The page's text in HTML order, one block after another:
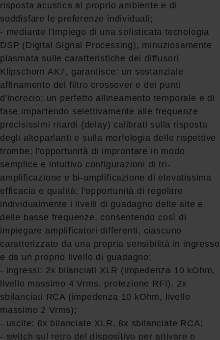
risposta acustica al proprio ambiente e di
soddisfare le preferenze individuali;
- mediante l'impiego di una sofisticata tecnologia
DSP (Digital Signal Processing), minuziosamente
plasmata sulle caratteristiche dei diffusori
Klipschorn AK7, garantisce: un sostanziale
affinamento del filtro crossover e dei punti
d'incrocio; un perfetto allineamento temporale e di
fase impartendo selettivamente alle frequenze
precisissimi ritardi (delay) calibrati sulla risposta
degli altoparlanti e sulla morfologia delle rispettive
trombe; l'opportunità di improntare in modo
semplice e intuitivo configurazioni di tri-
amplificazione e bi-amplificazione di elevatissima
efficacia e qualità; l'opportunità di regolare
individualmente i livelli di guadagno delle alte e
delle basse frequenze, consentendo così di
impiegare amplificatori differenti, ciascuno
caratterizzato da una propria sensibilità in ingresso
e da un proprio livello di guadagno;
- ingressi: 2x bilanciati XLR (impedenza 10 kOhm,
livello massimo 4 Vrms, protezione RFI), 2x
sbilanciati RCA (impedenza 10 kOhm, livello
massimo 2 Vrms);
- uscite: 8x bilanciate XLR, 8x sbilanciate RCA;
- switch sul retro del dispositivo per attivare o